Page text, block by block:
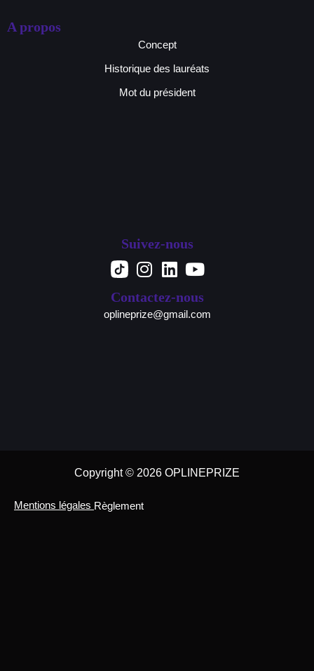
A propos
Concept
Historique des lauréats
Mot du président
Suivez-nous
Contactez-nous
oplineprize@gmail.com
Copyright © 2026 OPLINEPRIZE
Mentions légales Règlement